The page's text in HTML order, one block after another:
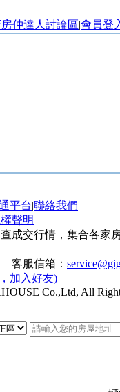
房仲達人 討論區|會員登
平台|聯絡我們
聲明
成交行情，集合各家
客服信箱：
加入好友)
Co.,Ltd, All